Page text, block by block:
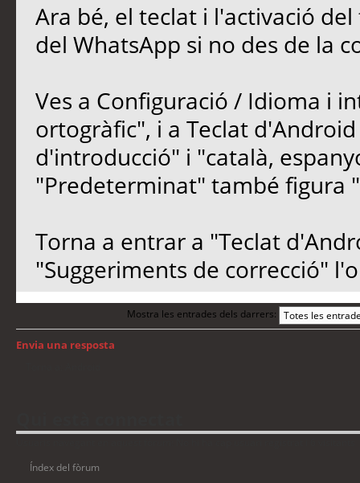
Ara bé, el teclat i l'activació
del WhatsApp si no des de la
Ves a Configuració / Idioma i
ortogràfic", i a Teclat d'Android
d'introducció" i "català,
"Predeterminat" també figura
Torna a entrar a "Teclat
"Suggeriments de correcció"
Mostra les entrades dels darrers:
Envia una resposta
Índex del fòrum